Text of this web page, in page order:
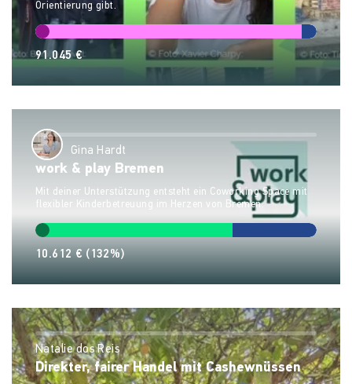
Orientierung gibt.
91.045 €
Gina Hardt
work & play Bremen
Mit deiner Unterstützung entsteht ein Coworking Space mit
flexibler Kinderbetreuung im Herzen von Bremen.
10.612 € (132%)
Natalie dos Reis
Direkter, fairer Handel mit Cashewnüssen